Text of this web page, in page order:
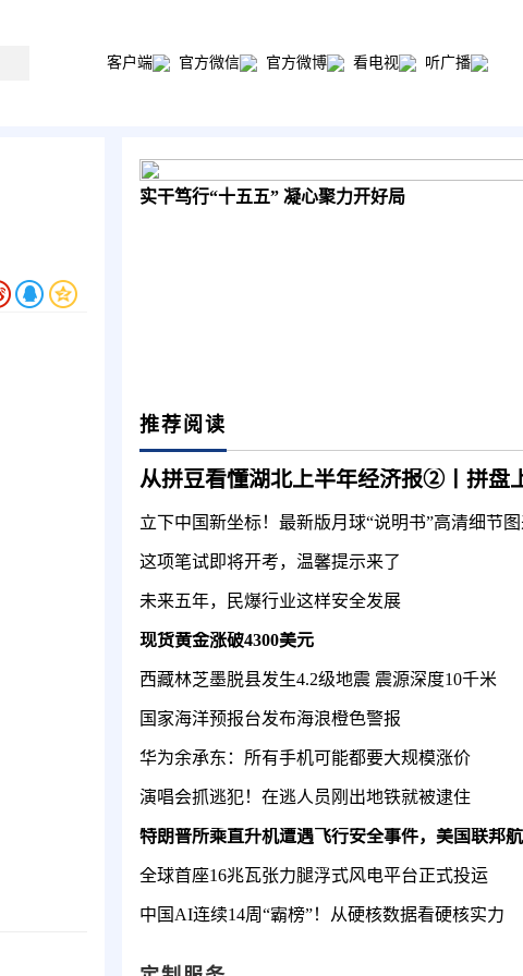
客户端 官方微信 官方微博 看电视 听广播
实干笃行“十五五” 凝心聚力开好局
推荐阅读
立下中国新坐标！最新版月球“说明书”高清细节
这项笔试即将开考，温馨提示来了
未来五年，民爆行业这样安全发展
现货黄金涨破4300美元
西藏林芝墨脱县发生4.2级地震 震源深度10千米
国家海洋预报台发布海浪橙色警报
华为余承东：所有手机可能都要大规模涨价
演唱会抓逃犯！在逃人员刚出地铁就被逮住
全球首座16兆瓦张力腿浮式风电平台正式投运
中国AI连续14周“霸榜”！从硬核数据看硬核实力